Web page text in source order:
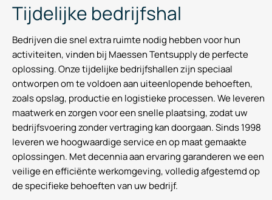
Tijdelijke bedrijfshal
Bedrijven die snel extra ruimte nodig hebben voor hun
activiteiten, vinden bij Maessen Tentsupply de perfecte
oplossing. Onze tijdelijke bedrijfshallen zijn speciaal
ontworpen om te voldoen aan uiteenlopende behoeften,
zoals opslag, productie en logistieke processen. We leveren
maatwerk en zorgen voor een snelle plaatsing, zodat uw
bedrijfsvoering zonder vertraging kan doorgaan. Sinds 1998
leveren we hoogwaardige service en op maat gemaakte
oplossingen. Met decennia aan ervaring garanderen we een
veilige en efficiënte werkomgeving, volledig afgestemd op
de specifieke behoeften van uw bedrijf.